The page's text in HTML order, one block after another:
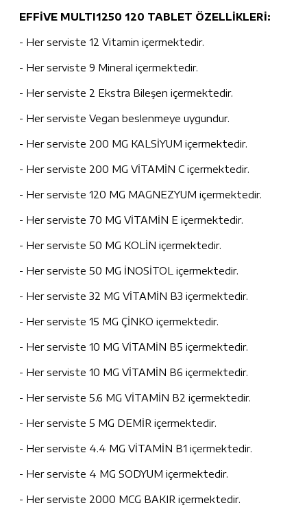
EFFİVE MULTI1250 120 TABLET ÖZELLİKLERİ:
- Her serviste 12 Vitamin içermektedir.
- Her serviste 9 Mineral içermektedir.
- Her serviste 2 Ekstra Bileşen içermektedir.
- Her serviste Vegan beslenmeye uygundur.
- Her serviste 200 MG KALSİYUM içermektedir.
- Her serviste 200 MG VİTAMİN C içermektedir.
- Her serviste 120 MG MAGNEZYUM içermektedir.
- Her serviste 70 MG VİTAMİN E içermektedir.
- Her serviste 50 MG KOLİN içermektedir.
- Her serviste 50 MG İNOSİTOL içermektedir.
- Her serviste 32 MG VİTAMİN B3 içermektedir.
- Her serviste 15 MG ÇİNKO içermektedir.
- Her serviste 10 MG VİTAMİN B5 içermektedir.
- Her serviste 10 MG VİTAMİN B6 içermektedir.
- Her serviste 5.6 MG VİTAMİN B2 içermektedir.
- Her serviste 5 MG DEMİR içermektedir.
- Her serviste 4.4 MG VİTAMİN B1 içermektedir.
- Her serviste 4 MG SODYUM içermektedir.
- Her serviste 2000 MCG BAKIR içermektedir.